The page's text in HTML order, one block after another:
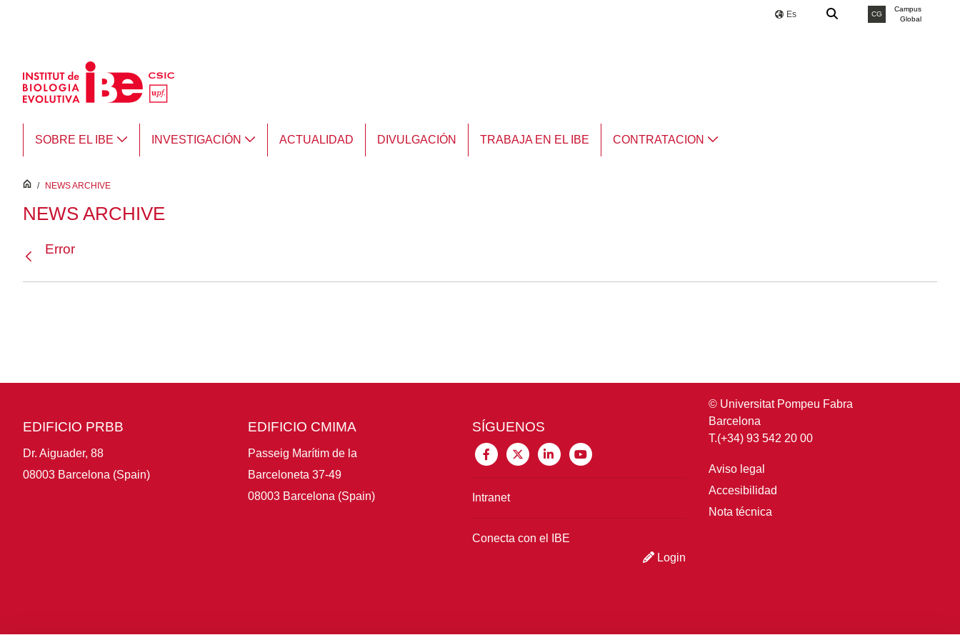
Es CG
Campus
Global
SOBRE EL IBE INVESTIGACIÓN ACTUALIDAD DIVULGACIÓN TRABAJA EN EL IBE CONTRATACION
inici
/ NEWS ARCHIVE
NEWS ARCHIVE
Error
EDIFICIO PRBB
Dr. Aiguader, 88
08003 Barcelona (Spain)
EDIFICIO CMIMA
Passeig Marítim de la
Barceloneta 37-49
08003 Barcelona (Spain)
SÍGUENOS
Intranet
Conecta con el IBE
Login
© Universitat Pompeu Fabra
Barcelona
T.(+34) 93 542 20 00
Aviso legal
Accesibilidad
Nota técnica